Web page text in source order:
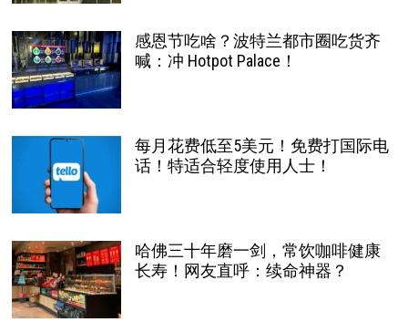
感恩节吃啥？波特兰都市圈吃货齐
喊：冲 Hotpot Palace！
每月花费低至5美元！免费打国际电
话！特适合轻度使用人士！
哈佛三十年磨一剑，常饮咖啡健康
长寿！网友直呼：续命神器？